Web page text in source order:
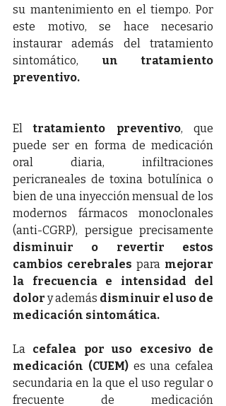
su mantenimiento en el tiempo. Por
este motivo, se hace necesario
instaurar además del tratamiento
sintomático, un tratamiento
preventivo.
El tratamiento preventivo, que
puede ser en forma de medicación
oral diaria, infiltraciones
pericraneales de toxina botulínica o
bien de una inyección mensual de los
modernos fármacos monoclonales
disminuir o revertir estos
cambios cerebrales para mejorar
la frecuencia e intensidad del
dolor y además disminuir el uso de
medicación sintomática.
La cefalea por uso excesivo de
medicación (CUEM) es una cefalea
secundaria en la que el uso regular o
frecuente de medicación